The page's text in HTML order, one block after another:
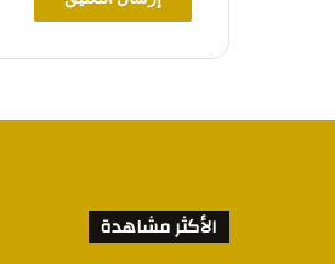
الأكثر مشاهدة